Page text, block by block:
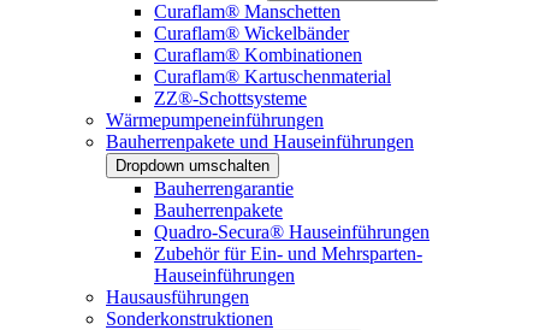
Curaflam® Manschetten
Curaflam® Wickelbänder
Curaflam® Kombinationen
Curaflam® Kartuschenmaterial
ZZ®-Schottsysteme
Wärmepumpeneinführungen
Bauherrenpakete und Hauseinführungen
Dropdown umschalten
Bauherrengarantie
Bauherrenpakete
Quadro-Secura® Hauseinführungen
Zubehör für Ein- und Mehrsparten-
Hauseinführungen
Hausausführungen
Sonderkonstruktionen